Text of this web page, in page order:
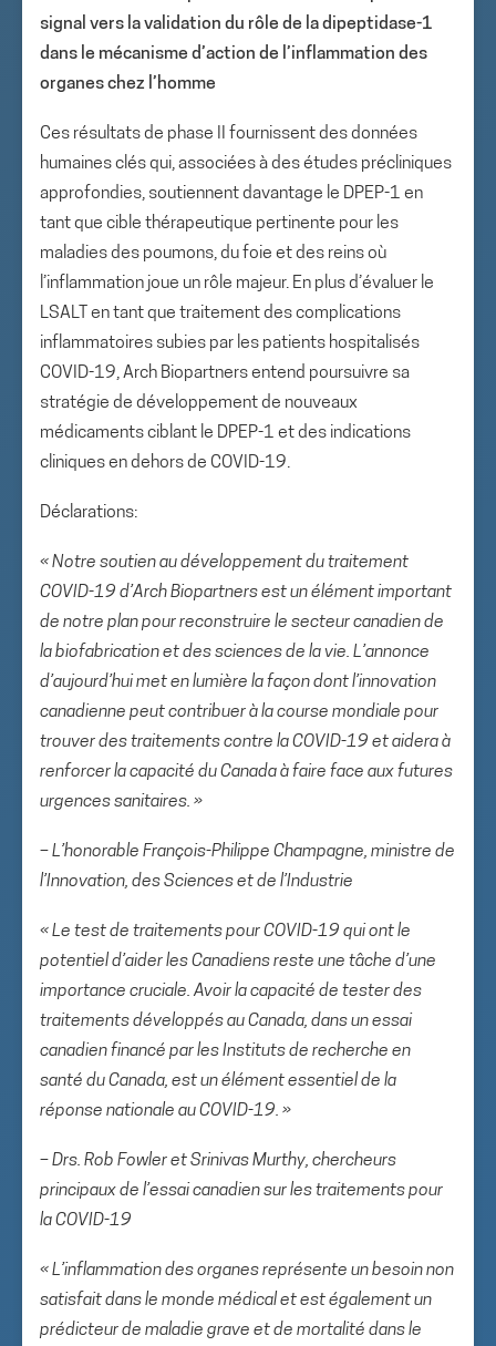
signal vers la validation du rôle de la dipeptidase-1
dans le mécanisme d’action de l’inflammation des
organes chez l’homme
Ces résultats de phase II fournissent des données
humaines clés qui, associées à des études précliniques
approfondies, soutiennent davantage le DPEP-1 en
tant que cible thérapeutique pertinente pour les
maladies des poumons, du foie et des reins où
l’inflammation joue un rôle majeur. En plus d’évaluer le
LSALT en tant que traitement des complications
inflammatoires subies par les patients hospitalisés
COVID-19, Arch Biopartners entend poursuivre sa
stratégie de développement de nouveaux
médicaments ciblant le DPEP-1 et des indications
cliniques en dehors de COVID-19.
Déclarations:
« Notre soutien au développement du traitement
COVID-19 d’Arch Biopartners est un élément important
de notre plan pour reconstruire le secteur canadien de
la biofabrication et des sciences de la vie. L’annonce
d’aujourd’hui met en lumière la façon dont l’innovation
canadienne peut contribuer à la course mondiale pour
trouver des traitements contre la COVID-19 et aidera à
renforcer la capacité du Canada à faire face aux futures
urgences sanitaires. »
– L’honorable François-Philippe Champagne, ministre de
l’Innovation, des Sciences et de l’Industrie
« Le test de traitements pour COVID-19 qui ont le
potentiel d’aider les Canadiens reste une tâche d’une
importance cruciale. Avoir la capacité de tester des
traitements développés au Canada, dans un essai
canadien financé par les Instituts de recherche en
santé du Canada, est un élément essentiel de la
réponse nationale au COVID-19. »
– Drs. Rob Fowler et Srinivas Murthy, chercheurs
principaux de l’essai canadien sur les traitements pour
la COVID-19
« L’inflammation des organes représente un besoin non
satisfait dans le monde médical et est également un
prédicteur de maladie grave et de mortalité dans le